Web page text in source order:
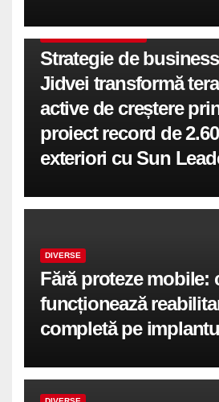
Strategie de
Jidvei transformă
active de creștere
proiect record de
exteriori cu Sun
DIVERSE
Fără proteze mobile:
funcționează
completă pe